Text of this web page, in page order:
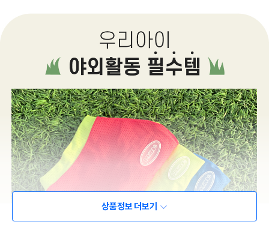
상품정보 더보기